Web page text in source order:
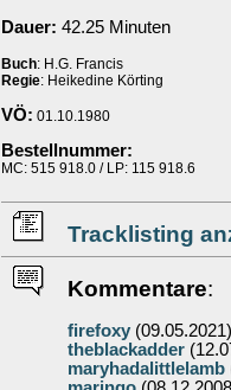
Dauer: 42.25 Minuten
Buch: H.G. Francis
Regie: Heikedine Körting
VÖ: 01.10.1980
Bestellnummer:
MC: 515 918.0 / LP: 115 918.6
Tracklisting
Kommentare:
firefoxy (09.05.2021)
theblackadder
maryhadalittlelamb